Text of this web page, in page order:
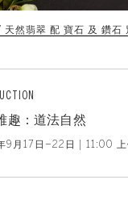
天然翡翠 配 寶石 及 鑽
趣：道法自然
9月17日–22日 | 11:00